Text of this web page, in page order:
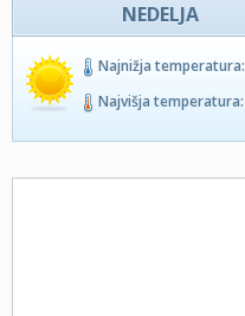
NEDELJA
Najnižja temperatura:
Najvišja temperatura: